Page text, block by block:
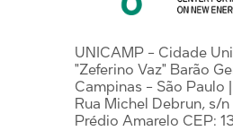
UNICAMP - Cidade
"Zeferino Vaz" Barão
Campinas - São Paulo |
Rua Michel Debrun, s/n
Prédio Amarelo CEP: